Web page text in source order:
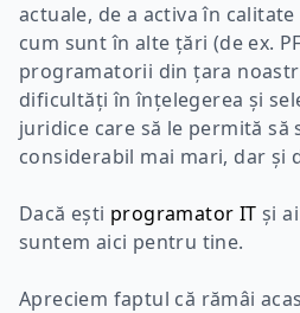
actuale, de a activa în
cum sunt în alte țări (de ex.
programatorii din țara
dificultăți în înțelegerea și
juridice care să le permită să
considerabil mai mari, dar și
Dacă ești programator IT și
suntem aici pentru tine.
Apreciem faptul că rămâi